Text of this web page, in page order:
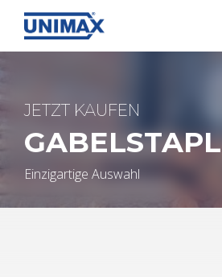
Inhalt
JETZT KAU­FEN
Ein­zig­ar­ti­ge Aus­wahl